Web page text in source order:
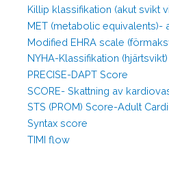
Killip klassifikation (akut svikt
MET (metabolic equivalents)-
Modified EHRA scale
NYHA-Klassifikation (hjärtsvikt)
PRECISE-DAPT Score
SCORE- Skattning av
STS (PROM) Score-Adult
Syntax score
TIMI flow